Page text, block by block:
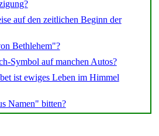
auf den zeitlichen Beginn der
Bethlehem"?
Symbol auf manchen Autos?
ist ewiges Leben im Himmel
Namen" bitten?